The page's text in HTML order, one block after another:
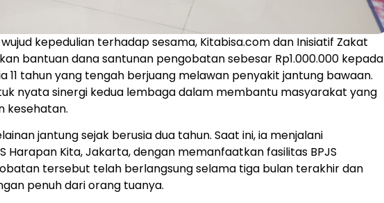
kepedulian terhadap sesama, Kitabisa.com dan Inisiatif Zakat
bantuan dana santunan pengobatan sebesar Rp1.000.000 kepada
11 tahun yang tengah berjuang melawan penyakit jantung bawaan.
nyata sinergi kedua lembaga dalam membantu masyarakat yang
kesehatan.
jantung sejak berusia dua tahun. Saat ini, ia menjalani
Harapan Kita, Jakarta, dengan memanfaatkan fasilitas BPJS
tersebut telah berlangsung selama tiga bulan terakhir dan
penuh dari orang tuanya.